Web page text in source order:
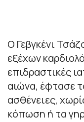
Ο Γεβγκένι
εξέχων
επιδραστικές
αιώνα, έφτασε
ασθένειες,
κόπωση ή τα